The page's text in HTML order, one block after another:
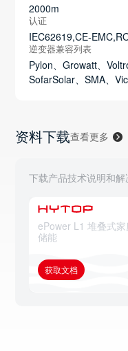
2000m
认证
IEC62619,CE-
逆变器兼容列表
Pylon、Growatt、
SofarSolar、SMA、
资料下载查看更多
下载产品技术说明和
ePower L1 堆叠式家
储能
获取文档